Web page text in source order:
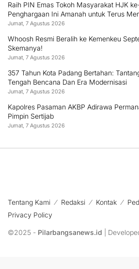
Raih PIN Emas Tokoh Masyarakat HJK
Penghargaan Ini Amanah untuk Terus
Padang
Jumat, 7 Agustus 2026
Whoosh Resmi Beralih ke Kemenkeu
Skemanya!
Jumat, 7 Agustus 2026
357 Tahun Kota Padang Bertahan:
Tengah Bencana Dan Era Modernisasi
Jumat, 7 Agustus 2026
Kapolres Pasaman AKBP Adirawa
Pimpin Sertijab
Jumat, 7 Agustus 2026
Tentang Kami Redaksi Kontak
Privacy Policy
©2025 - Pilarbangsanews.id |